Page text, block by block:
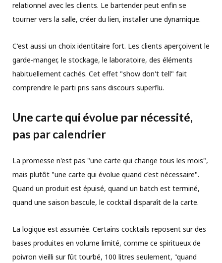
relationnel avec les clients. Le bartender peut enfin se
tourner vers la salle, créer du lien, installer une dynamique.
C'est aussi un choix identitaire fort. Les clients aperçoivent le
garde-manger, le stockage, le laboratoire, des éléments
habituellement cachés. Cet effet "show don't tell" fait
comprendre le parti pris sans discours superflu.
Une carte qui évolue par nécessité,
pas par calendrier
La promesse n'est pas "une carte qui change tous les mois",
mais plutôt "une carte qui évolue quand c'est nécessaire".
Quand un produit est épuisé, quand un batch est terminé,
quand une saison bascule, le cocktail disparaît de la carte.
La logique est assumée. Certains cocktails reposent sur des
bases produites en volume limité, comme ce spiritueux de
poivron vieilli sur fût tourbé, 100 litres seulement, "quand